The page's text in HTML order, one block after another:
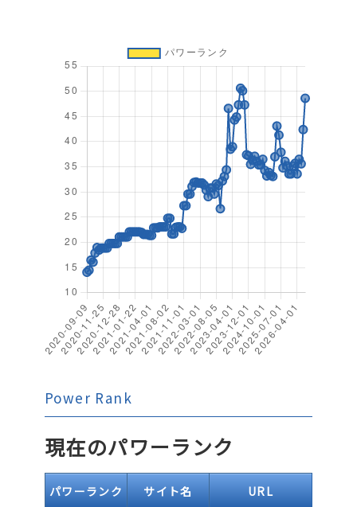
Power Rank
現在のパワーランク
パワーランク サイト名 URL